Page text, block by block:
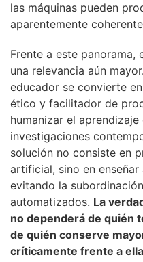
las máquinas pueden
aparentemente
Frente a este
una relevancia aún
educador se convierte
ético y facilitador de
humanizar el
investigaciones
solución no consiste en
artificial, sino en
evitando la
automatizados. La
no dependerá de quién
de quién conserve
críticamente frente a